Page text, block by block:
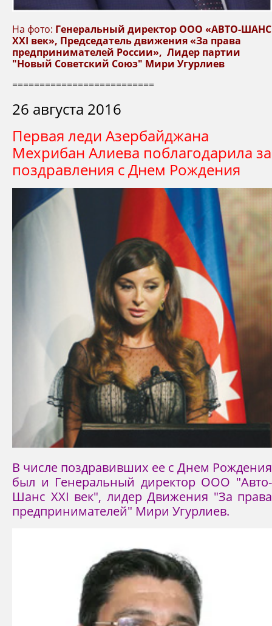
На фото: Генеральный директор ООО «АВТО-ШАНС
XXI век», Председатель движения «За права
предпринимателей России», Лидер партии
"Новый Советский Союз" Мири Угурлиев
==========================
26 августа 2016
Первая леди Азербайджана
Мехрибан Алиева поблагодарила за
поздравления с Днем Рождения
В числе поздравивших ее с Днем Рождения
был и Генеральный директор ООО "Авто-
Шанс XXI век", лидер Движения "За права
предпринимателей" Мири Угурлиев.